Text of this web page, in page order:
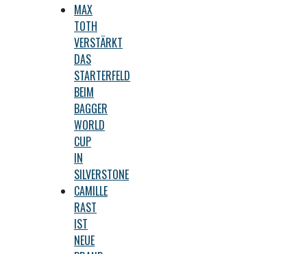
MAX
TOTH
VERSTÄRKT
DAS
STARTERFELD
BEIM
BAGGER
WORLD
CUP
IN
SILVERSTONE
CAMILLE
RAST
IST
NEUE